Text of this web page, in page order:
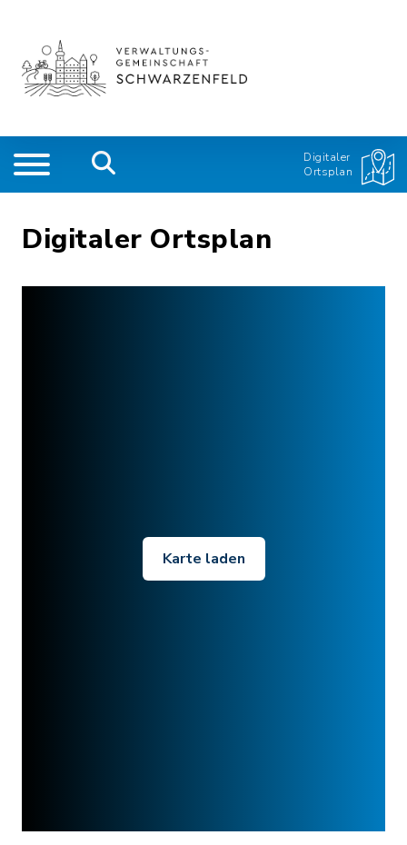
Digitaler
Ortsplan
Digitaler Ortsplan
Karte laden